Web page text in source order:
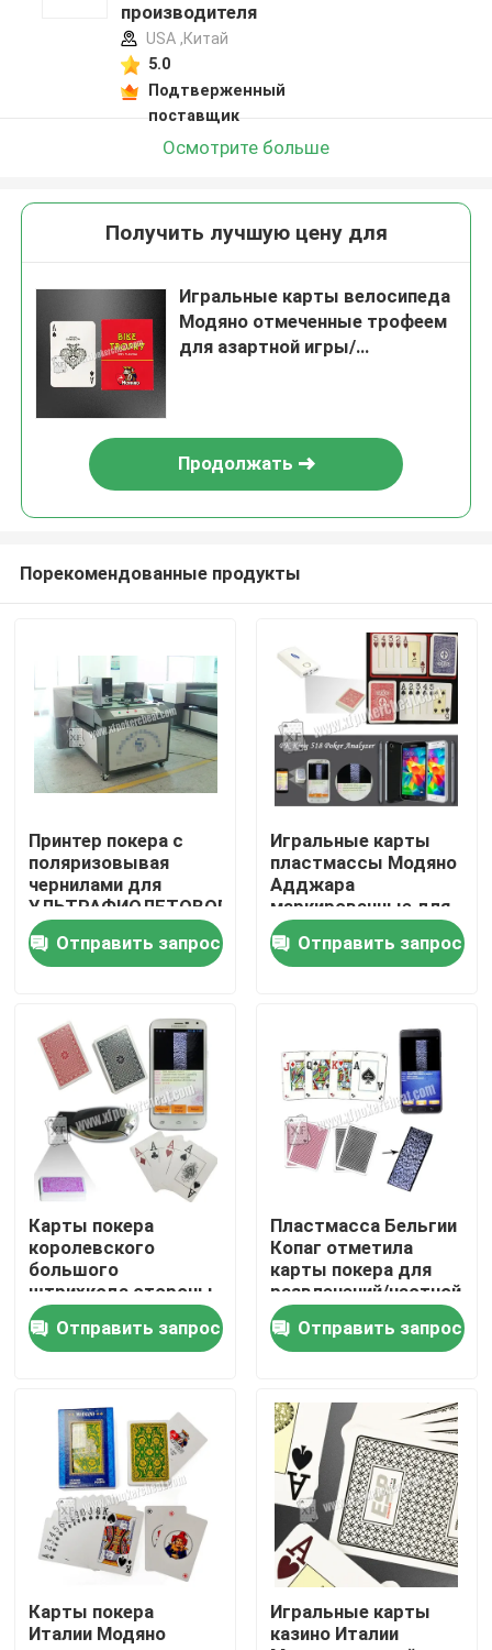
Продукты
Видеозаписи
О нас
Экскурсия по заводу
Свяжитесь с нами
Новости
Запросите цитату
Незримые играя карточки
производителя
USA ,Китай
5.0
Подтверженный
поставщик
Осмотрите больше
Получить лучшую цену для
Игральные карты велосипеда
Модяно отмеченные трофеем
для азартной игры/
Продолжать
Порекомендованные продукты
Принтер покера с
поляризовывая
чернилами для
УЛЬТРАФИОЛЕТОВОГО
анализатора покера
контактных линзов
Отправить запрос
Игральные карты
пластмассы Модяно
Адджара
маркированные для
читателя
анализатора блока
развертки покера
Отправить запрос
Карты покера
королевского
большого
штрихкода стороны
размера номера
широкого
маркированные для
Отправить запрос
Пластмасса Бельгии
Копаг отметила
карты покера для
развлечений/частной
вечеринки
Отправить запрос
Карты покера
Италии Модяно
Игральные карты
казино Италии